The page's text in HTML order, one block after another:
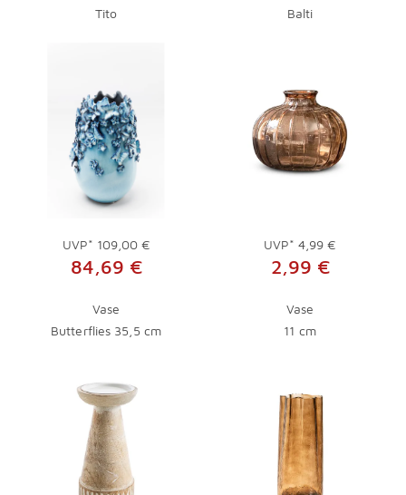
Tito
Balti
UVP* 109,00 €
84,69 €
Vase
Butterflies 35,5 cm
UVP* 4,99 €
2,99 €
Vase
11 cm